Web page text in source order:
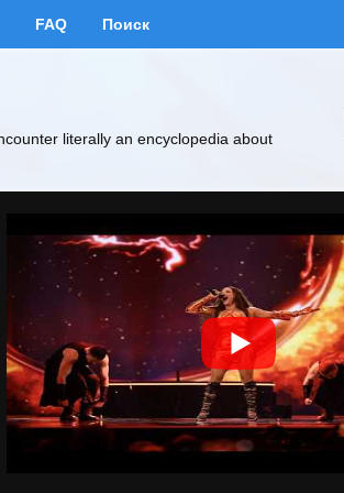
FAQ Поиск
literally an encyclopedia about